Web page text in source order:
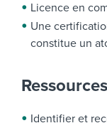
Licence en
Une
constitue un
Identifier et